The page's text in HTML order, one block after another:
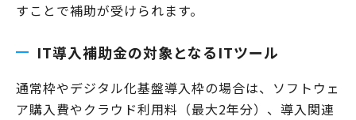
すことで補助が受けられます。
IT導入補助金の対象となるITツール
通常枠やデジタル化基盤導入枠の場合は、ソフトウェ
ア購入費やクラウド利用料（最大2年分）、導入関連